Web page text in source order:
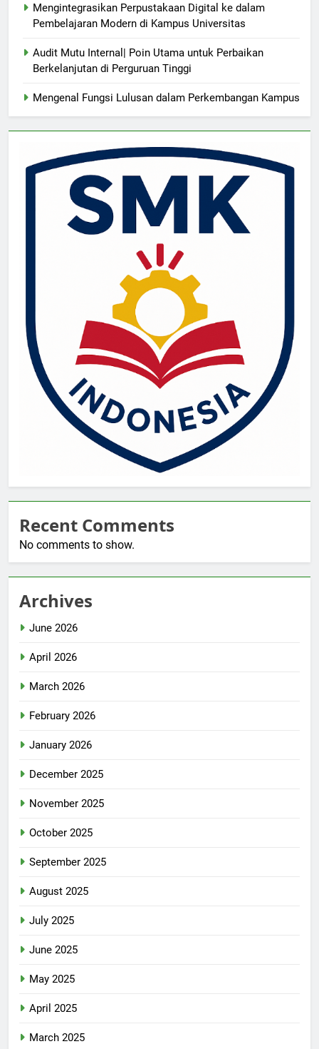
Mengintegrasikan Perpustakaan Digital ke dalam
Pembelajaran Modern di Kampus Universitas
Audit Mutu Internal| Poin Utama untuk Perbaikan
Berkelanjutan di Perguruan Tinggi
Mengenal Fungsi Lulusan dalam Perkembangan Kampus
Recent Comments
No comments to show.
Archives
June 2026
April 2026
March 2026
February 2026
January 2026
December 2025
November 2025
October 2025
September 2025
August 2025
July 2025
June 2025
May 2025
April 2025
March 2025